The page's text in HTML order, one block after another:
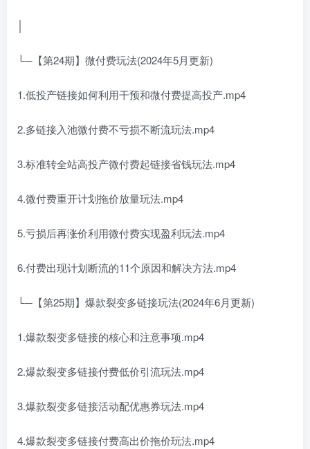
└─【第24期】微付费玩法(2024年5月更新)
1.低投产链接如何利用干预和微付费提高投产.mp4
2.多链接入池微付费不亏损不断流玩法.mp4
3.标准转全站高投产微付费起链接省钱玩法.mp4
4.微付费重开计划拖价放量玩法.mp4
5.亏损后再涨价利用微付费实现盈利玩法.mp4
6.付费出现计划断流的11个原因和解决方法.mp4
└─【第25期】爆款裂变多链接玩法(2024年6月更新)
1.爆款裂变多链接的核心和注意事项.mp4
2.爆款裂变多链接付费低价引流玩法.mp4
3.爆款裂变多链接活动配优惠券玩法.mp4
4.爆款裂变多链接付费高出价拖价玩法.mp4